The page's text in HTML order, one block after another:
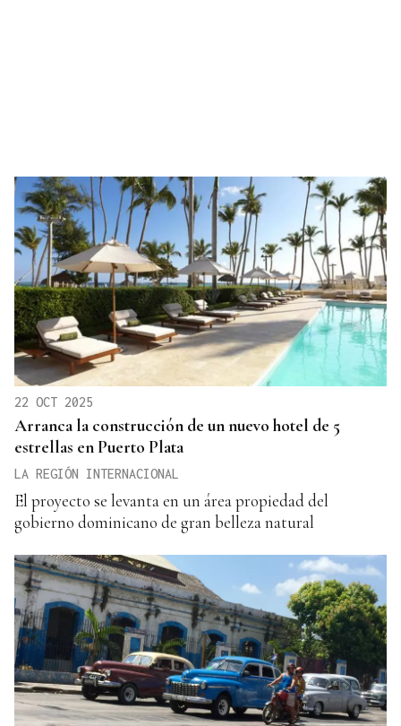
22 OCT 2025
Arranca la construcción de un nuevo hotel de 5
estrellas en Puerto Plata
LA REGIÓN INTERNACIONAL
El proyecto se levanta en un área propiedad del
gobierno dominicano de gran belleza natural